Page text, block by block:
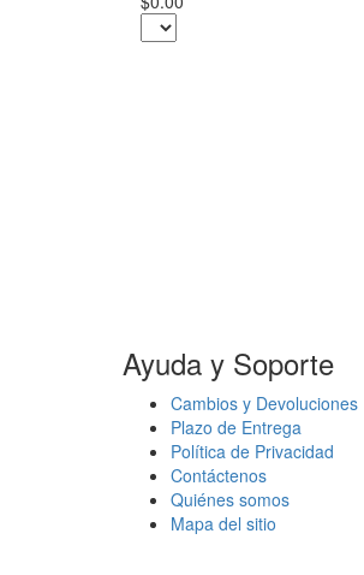
Ayuda y Soporte
Cambios y Devoluciones
Plazo de Entrega
Política de Privacidad
Contáctenos
Quiénes somos
Mapa del sitio